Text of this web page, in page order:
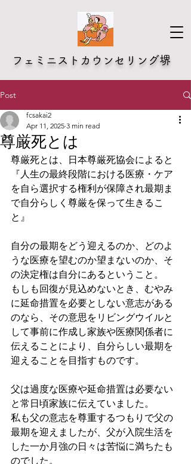
​フェミニストカウンセリング堺
Post
尊厳死とは
fcsakai2
Apr 11, 2025 3 min read
尊厳死とは、日本尊厳死協会によると
『人生の最終段階における医療・ケア
を自ら選択する権利が保障され最期ま
で自分らしく尊厳を保って生きるこ
と』
自分の最期をどう迎えるのか、どのよ
うな医療を望むのか望まないのか、そ
の決定権は自分にあるということ。
もしも回復が見込めないとき、むやみ
に延命措置を必要としない意志がある
のなら、その意思をリビングウイルと
して事前に作成し家族や医療関係者に
伝えることにより、自分らしい最期を
迎えることを目指すものです。
父は過度な医療や延命措置は必要ない
と常日頃家族に伝えていました。
私も父の意志を尊重するつもりで父の
最期を迎えましたが、父が入院生活を
した一か月強の日々は苦悩に満ちたも
のでした。